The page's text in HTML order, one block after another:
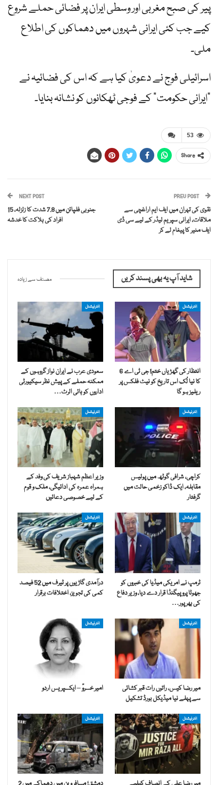
پیر کی صبح مغربی اور وسطی ایران پر فضائی حملے شروع
کیے جب کئی ایرانی شہروں میں دھماکوں کی اطلاع
ملی۔
اسرائیلی فوج نے دعویٰ کیا ہے کہ اس کی فضائیہ نے
"ایرانی حکومت” کے فوجی ٹھکانوں کو نشانہ بنایا۔
53
Share
PREV POST
نقوی کی تہران میں ایف ایم اراغچی سے
ملاقات، ایرانی سپریم لیڈر کے لیے سی ڈی
ایف منیر کا پیغام لے کر
NEXT POST
جنوبی فلپائن میں 7.8 شدت کا زلزلہ، 15
افراد کی ہلاکت کا خدشہ
شاید آپ یہ بھی پسند کریں مصنف سے زیادہ
انٹرنیشنل
انتظار کی گھڑیاں ختم! جی ٹی اے 6
کا نیا لُک اس تاریخ کو نیٹ فلکس پر
ریلیز ہو گا
انٹرنیشنل
سعودی عرب نے ایران نواز گروہوں کے
ممکنہ حملے کے پیش نظر سیکیورٹی
اداروں کو ہائی الرٹ…
انٹرنیشنل
کراچی، شرافی گوٹھ میں پولیس
مقابلہ، ایک ڈاکو زخمی حالت میں
گرفتار
انٹرنیشنل
وزیر اعظم شہباز شریف کی وفد کے
ہمراہ عمرہ کی ادائیگی، ملک و قوم
کے لیے خصوصی دعائیں
انٹرنیشنل
ٹرمپ نے امریکی میڈیا کی خبروں کو
جھوٹا پروپیگنڈا قرار دے دیا، وزیر دفاع
کی بھرپور…
انٹرنیشنل
درآمدی گاڑیوں پر ٹیرف میں 52 فیصد
کمی کی تجویز، اختلافات برقرار
انٹرنیشنل
میر رضا کیس، راتوں رات قبر کشائی
سے پہلے نیا میڈیکل بورڈ تشکیل
انٹرنیشنل
امیر خسروؒ – ایکسپریس اردو
انٹرنیشنل انٹرنیشنل